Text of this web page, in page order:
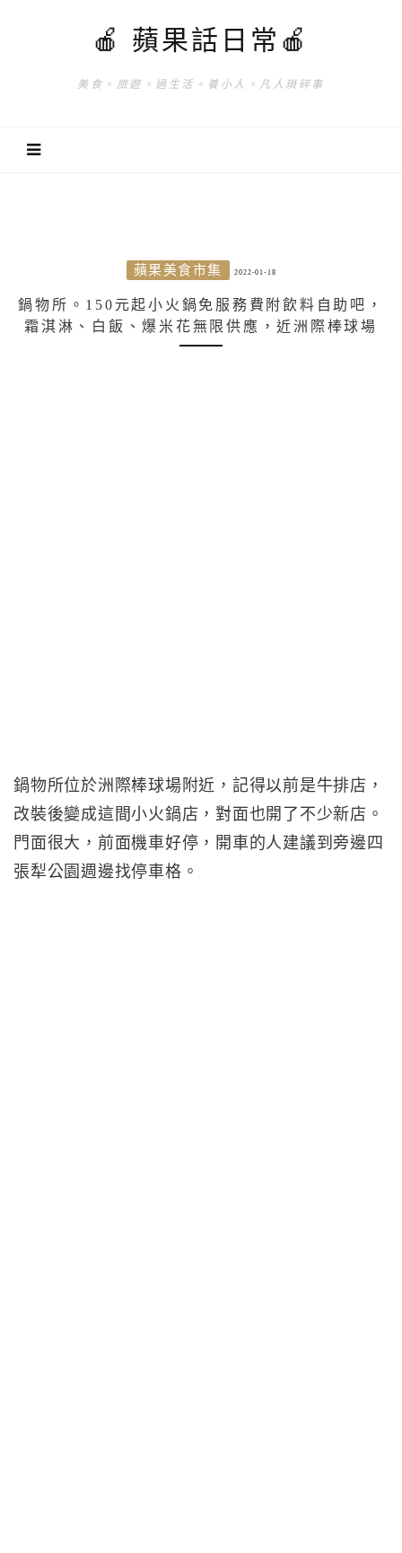
🍎 蘋果話日常🍎
美食。旅遊。過生活。養小人。凡人瑣碎事
蘋果美食市集 2022-01-18
鍋物所。150元起小火鍋免服務費附飲料自助吧，
霜淇淋、白飯、爆米花無限供應，近洲際棒球場
鍋物所位於洲際棒球場附近，記得以前是牛排店，
改裝後變成這間小火鍋店，對面也開了不少新店。
門面很大，前面機車好停，開車的人建議到旁邊四
張犁公園週邊找停車格。